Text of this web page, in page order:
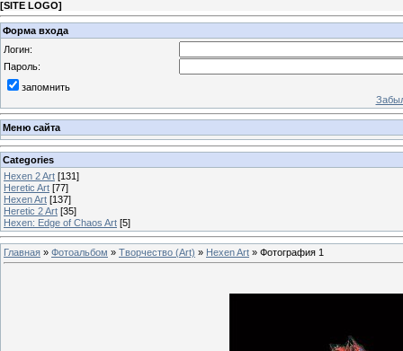
[SITE LOGO]
Форма входа
Логин:
Пароль:
запомнить
Меню сайта
Categories
Hexen 2 Art [131]
Heretic Art [77]
Hexen Art [137]
Heretic 2 Art [35]
Hexen: Edge of Chaos Art [5]
Главная » Фотоальбом » Творчество (Art) » Hexen Art » Фотография 1